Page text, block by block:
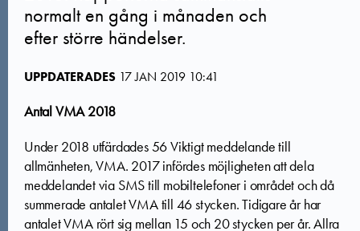
normalt en gång i månaden och
efter större händelser.
UPPDATERADES 17 JAN 2019 10:41
Antal VMA 2018
Under 2018 utfärdades 56 Viktigt meddelande till
allmänheten, VMA. 2017 infördes möjligheten att dela
meddelandet via SMS till mobiltelefoner i området och då
summerade antalet VMA till 46 stycken. Tidigare år har
antalet VMA rört sig mellan 15 och 20 stycken per år. Allra